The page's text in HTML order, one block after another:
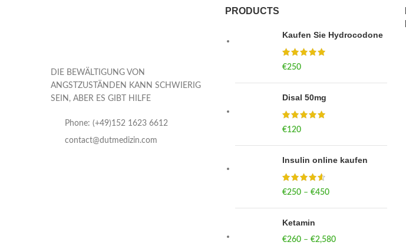
DIE BEWÄLTIGUNG VON
ANGSTZUSTÄNDEN KANN SCHWIERIG
SEIN, ABER ES GIBT HILFE
Phone: (+49)152 1623 6612
contact@dutmedizin.com
PRODUCTS
Kaufen Sie Hydrocodone
€250
Disal 50mg
€120
Insulin online kaufen
€250 – €450Price range: €250
Ketamin
€260 – €2,580Price range: